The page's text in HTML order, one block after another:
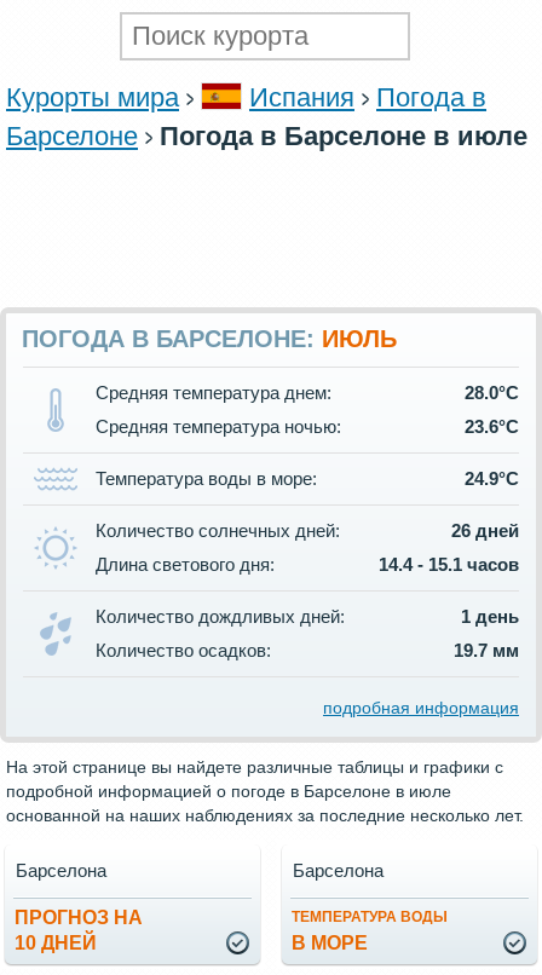
Курорты мира Испания
Погода в
Барселоне
Погода в Барселоне в июле
ПОГОДА В БАРСЕЛОНЕ: ИЮЛЬ
Средняя температура днем:
28.0°C
Средняя температура ночью:
23.6°C
Температура воды в море: 24.9°C
Количество солнечных дней:
26 дней
Длина светового дня:
14.4 - 15.1 часов
Количество дождливых дней:
1 день
Количество осадков:
19.7 мм
подробная информация
На этой странице вы найдете различные таблицы и графики с
подробной информацией о погоде в Барселоне в июле
основанной на наших наблюдениях за последние несколько лет.
ПРОГНОЗ НА
10 ДНЕЙ
Барселона
ТЕМПЕРАТУРА ВОДЫ
В МОРЕ
Барселона